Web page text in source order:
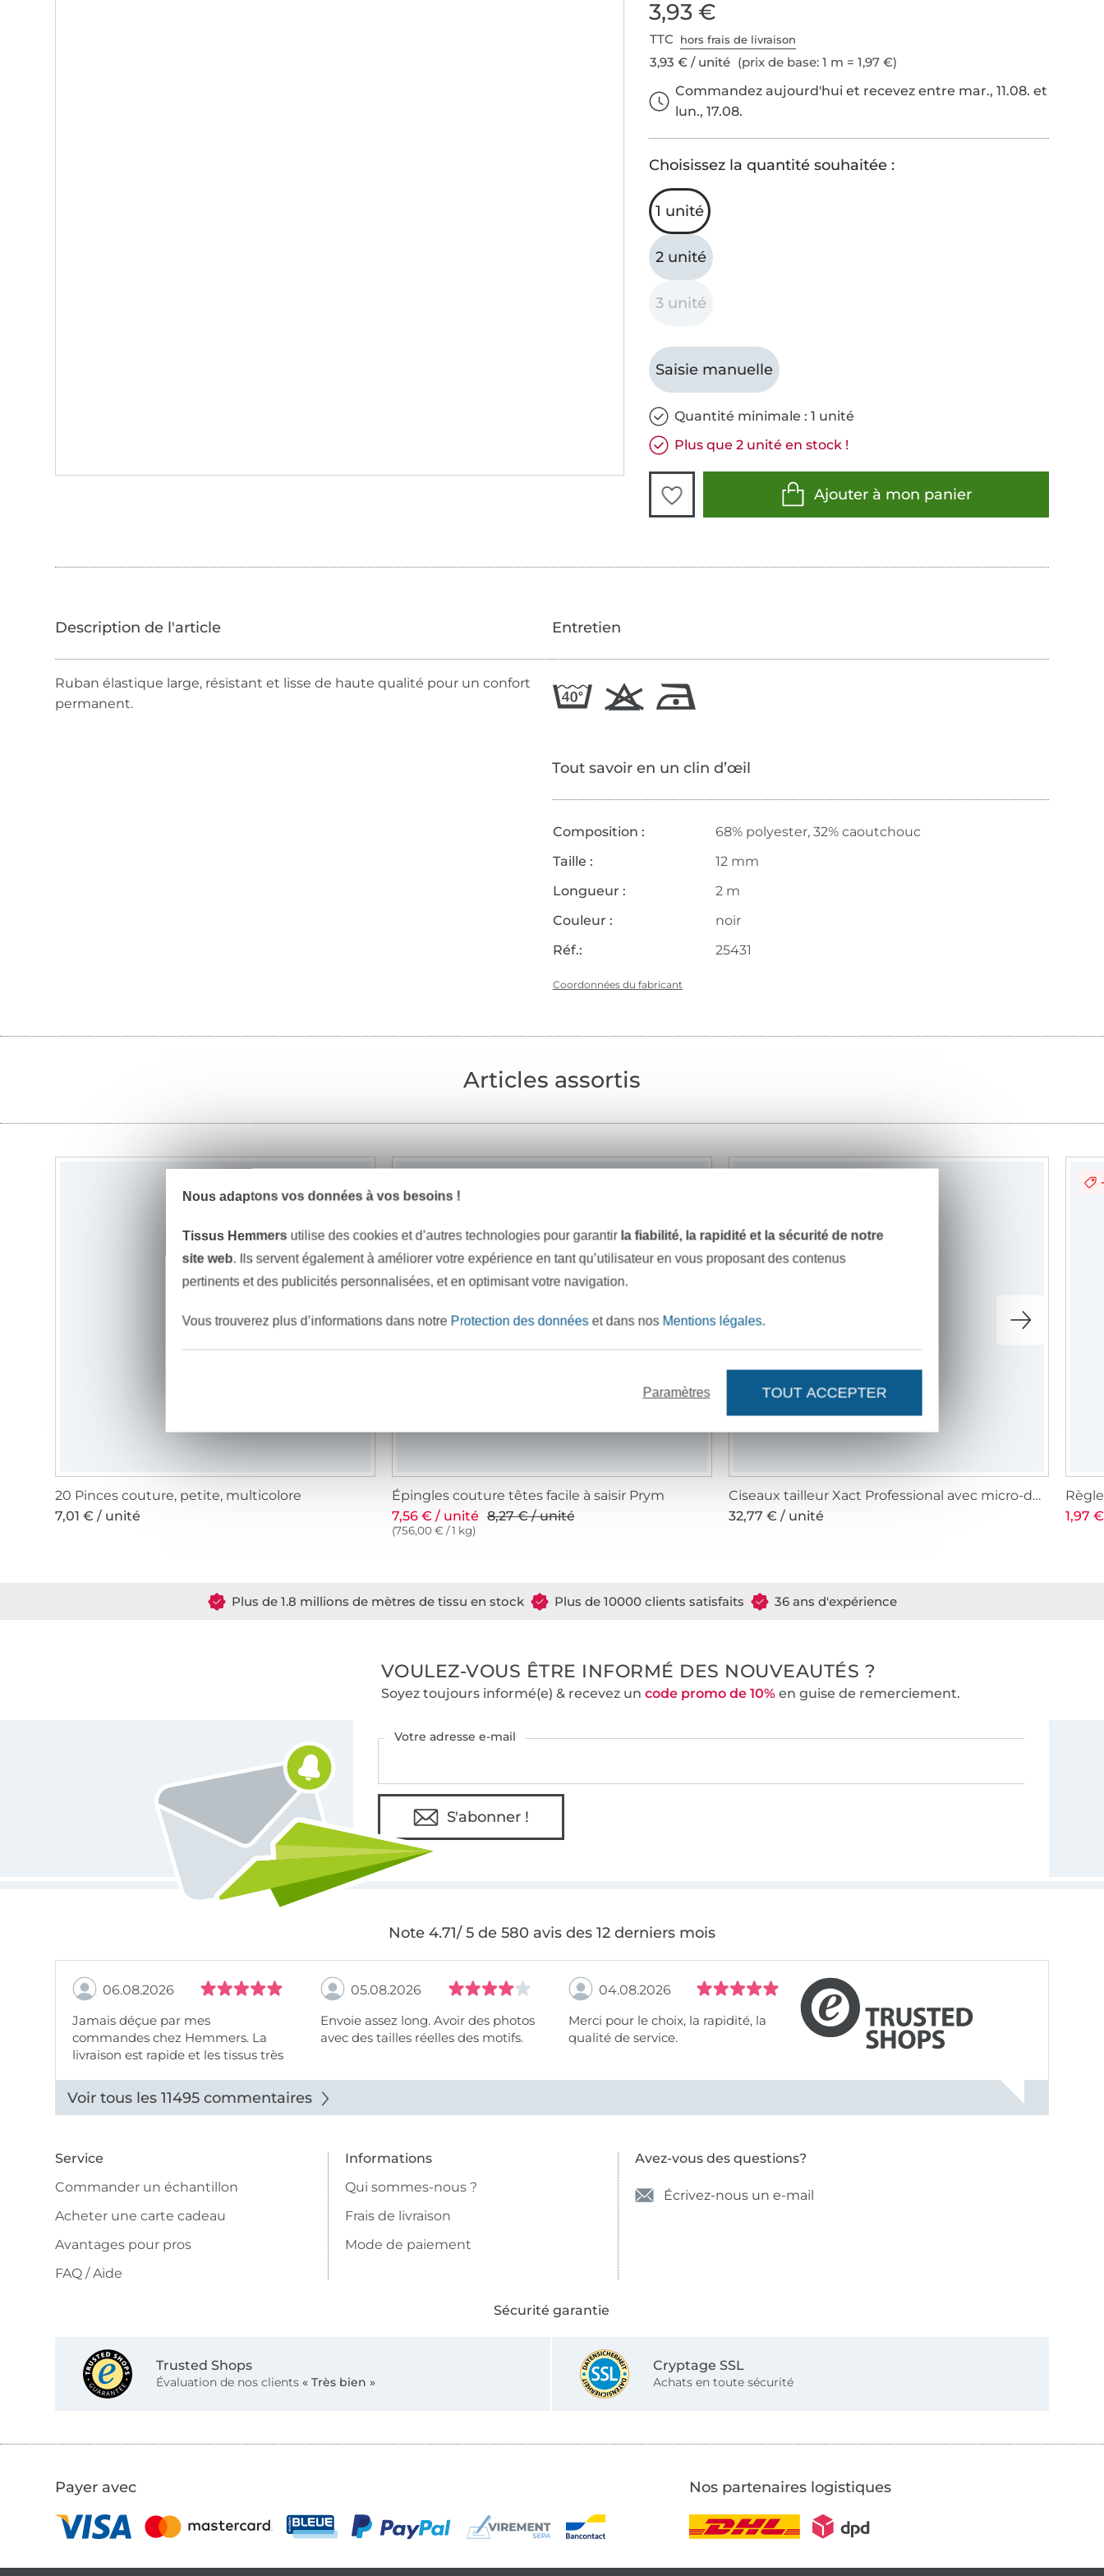
3,93 €
TTC hors frais de livraison
3,93 € / unité (prix de base: 1 m = 1,97 €)
Commandez aujourd'hui et recevez entre mar., 11.08. et
lun., 17.08.
Choisissez la quantité souhaitée :
1 unité
2 unité
3 unité
Saisie manuelle
Quantité minimale : 1 unité
Plus que 2 unité en stock !
Ajouter à mon panier
Ruban élastique large, résistant et lisse de haute qualité pour un confort
permanent.
Entretien
Tout savoir en un clin d’œil
Composition :
68% polyester, 32% caoutchouc
Taille :
12 mm
Longueur :
2 m
Couleur :
noir
Réf.:
25431
Coordonnées du fabricant
Articles assortis
20 Pinces couture, petite, multicolore
7,01 € / unité
Épingles couture têtes facile à saisir Prym
7,56 € / unité 8,27 € / unité
(756,00 € / 1 kg)
Ciseaux tailleur Xact Professional avec micro-dent
32,77 € / unité
1,97
Plus de 1.8 millions de mètres de tissu en stock Plus de 10000 clients satisfaits 36 ans d'expérience
VOULEZ-VOUS ÊTRE INFORMÉ DES NOUVEAUTÉS ?
Soyez toujours informé(e) & recevez un code promo de 10%en guise de remerciement.
Votre adresse e-mail
S'abonner !
Note 4.71/ 5 de 580 avis des 12 derniers mois
06.08.2026
Jamais déçue par mes
commandes chez Hemmers. La
livraison est rapide et les tissus très
05.08.2026
Envoie assez long. Avoir des photos
avec des tailles réelles des motifs.
04.08.2026
Merci pour le choix, la rapidité, la
qualité de service.
Voir tous les 11495 commentaires
Service
Commander un échantillon
Acheter une carte cadeau
Avantages pour pros
FAQ / Aide
Informations
Qui sommes-nous ?
Frais de livraison
Mode de paiement
Avez-vous des questions?
Écrivez-nous un e-mail
Sécurité garantie
Trusted Shops
Évaluation de nos clients « Très bien »
Cryptage SSL
Achats en toute sécurité
Payer avec Nos partenaires logistiques
Nous adaptons vos données à vos besoins !
Tissus Hemmers utilise des cookies et d’autres technologies pour garantir la fiabilité, la rapidité et la sécurité de notre
site web. Ils servent également à améliorer votre expérience en tant qu’utilisateur en vous proposant des contenus
pertinents et des publicités personnalisées, et en optimisant votre navigation.
Vous trouverez plus d’informations dans notre Protection des donnéeset dans nos Mentions légales.
Paramètres TOUT ACCEPTER